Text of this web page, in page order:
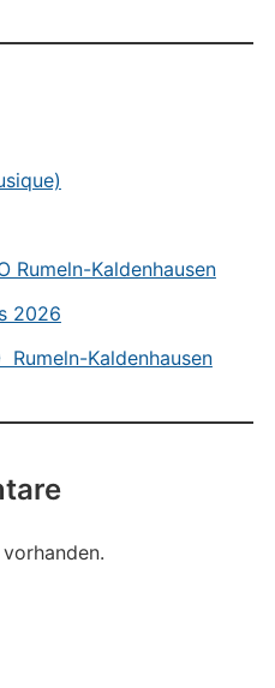
Rumeln-Kaldenhausen
2026
Kaldenhausen